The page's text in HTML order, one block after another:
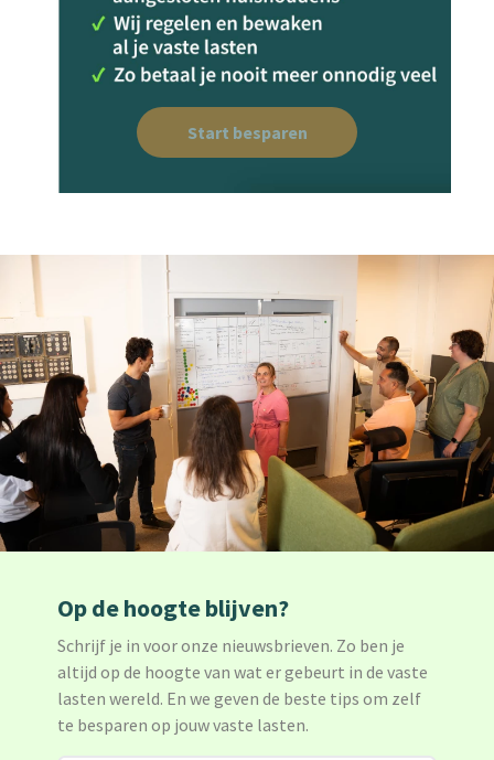
Start besparen
Op de hoogte blijven?
Schrijf je in voor onze nieuwsbrieven. Zo ben je
altijd op de hoogte van wat er gebeurt in de vaste
lasten wereld. En we geven de beste tips om zelf
te besparen op jouw vaste lasten.